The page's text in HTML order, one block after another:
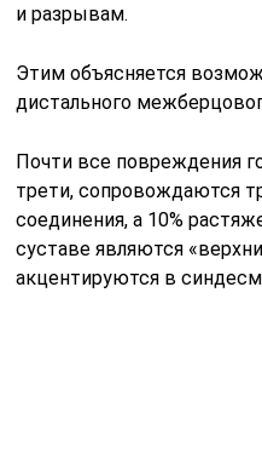
и разрывам.
Этим объясняется
дистального
Почти все повреждения
трети, сопровождаются
соединения, а 10%
суставе являются
акцентируются в